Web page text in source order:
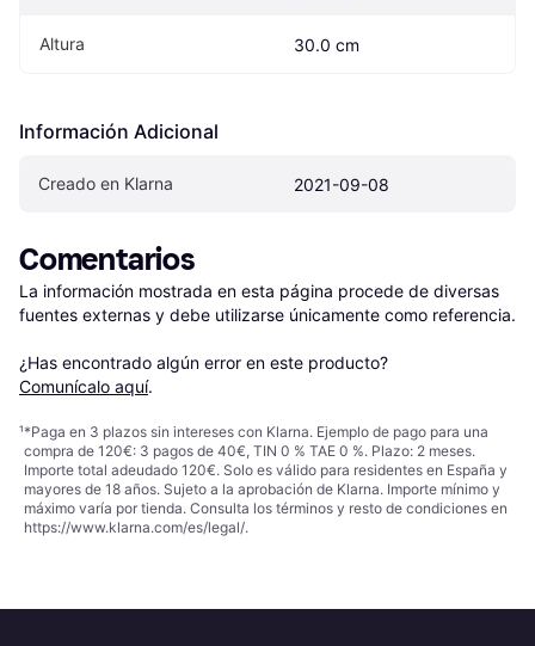
Altura 30.0 cm
Información Adicional
Creado en Klarna 2021-09-08
Comentarios
La información mostrada en esta página procede de diversas
fuentes externas y debe utilizarse únicamente como referencia.
¿Has encontrado algún error en este producto?
Comunícalo aquí.
¹*Paga en 3 plazos sin intereses con Klarna. Ejemplo de pago para una
compra de 120€: 3 pagos de 40€, TIN 0 % TAE 0 %. Plazo: 2 meses.
Importe total adeudado 120€. Solo es válido para residentes en España y
mayores de 18 años. Sujeto a la aprobación de Klarna. Importe mínimo y
máximo varía por tienda. Consulta los términos y resto de condiciones en
https://www.klarna.com/es/legal/.